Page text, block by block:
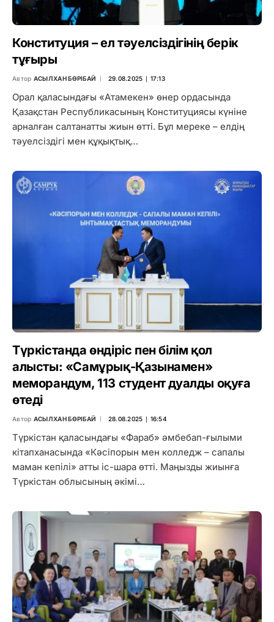
Конституция – ел тәуелсіздігінің берік
тұғыры
Автор АСЫЛХАН БӨРІБАЙ 29.08.2025 ∣ 17:13
Орал қаласындағы «Атамекен» өнер ордасында
Қазақстан Республикасының Конституциясы күніне
арналған салтанатты жиын өтті. Бұл мереке – елдің
тәуелсіздігі мен құқықтық…
Түркістанда өндіріс пен білім қол
алысты: «Самұрық-Қазынамен»
меморандум, 113 студент дуалды оқуға
өтеді
Автор АСЫЛХАН БӨРІБАЙ 28.08.2025 ∣ 16:54
Түркістан қаласындағы «Фараб» әмбебап-ғылыми
кітапханасында «Кәсіпорын мен колледж – сапалы
маман кепілі» атты іс-шара өтті. Маңызды жиынға
Түркістан облысының әкімі…